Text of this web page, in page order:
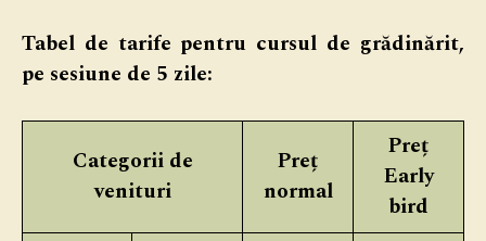
Tabel de tarife pentru cursul de grădinărit,
pe sesiune de 5 zile:
Categorii de
venituri
Preț
normal
Preț
Early
bird